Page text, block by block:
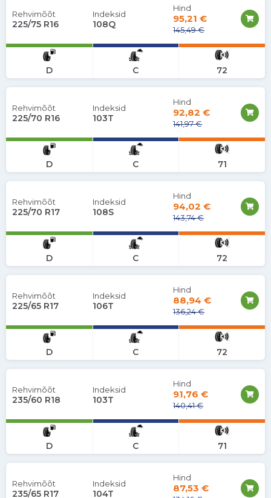
Rehvimõõt
225/75 R16
Indeksid
108Q
D C 72
Hind
95,21 €
145,49 €
Rehvimõõt
225/70 R16
Indeksid
103T
D C 71
Hind
92,82 €
141,97 €
Rehvimõõt
225/70 R17
Indeksid
108S
D C 72
Hind
94,02 €
143,74 €
Rehvimõõt
225/65 R17
Indeksid
106T
D C 72
Hind
88,94 €
136,24 €
Rehvimõõt
235/60 R18
Indeksid
103T
D C 71
Hind
91,76 €
140,41 €
Rehvimõõt
235/65 R17
Indeksid
104T
Hind
87,53 €